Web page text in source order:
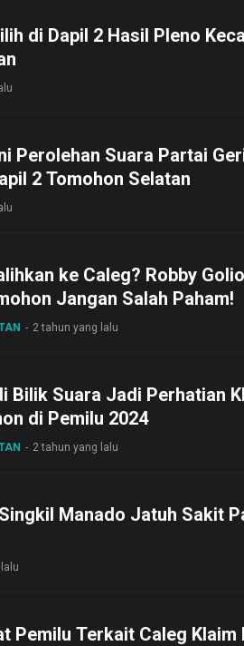
di Dapil 2 Hasil Pleno
Perolehan Suara Partai
2 Tomohon Selatan
ke Caleg? Robby
Jangan Salah Paham!
2 tahun yang lalu
Bilik Suara Jadi Perhatian
di Pemilu 2024
2 tahun yang lalu
Manado Jatuh Sakit
Pemilu Terkait Caleg Klaim